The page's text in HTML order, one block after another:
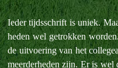
Ieder tijdsschrift is uniek.
heden wel getrokken
de uitvoering van het
meerderheden zijn. Er is wel